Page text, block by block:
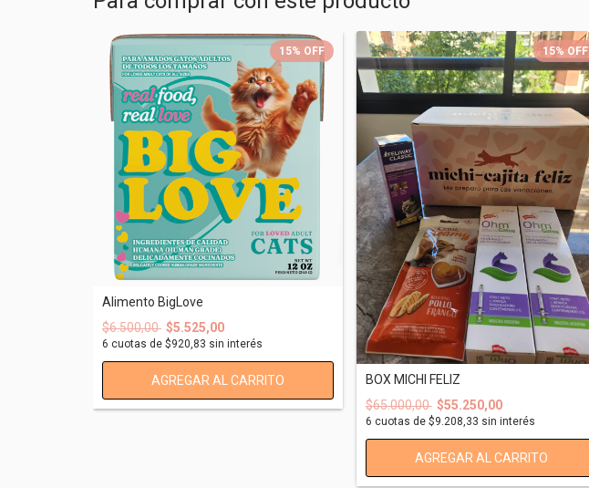
15% OFF
Alimento BigLove
$6.500,00 $5.525,00
6 cuotas de $920,83 sin interés
15% OFF
BOX MICHI FELIZ
$65.000,00 $55.250,00
6 cuotas de $9.208,33 sin interés